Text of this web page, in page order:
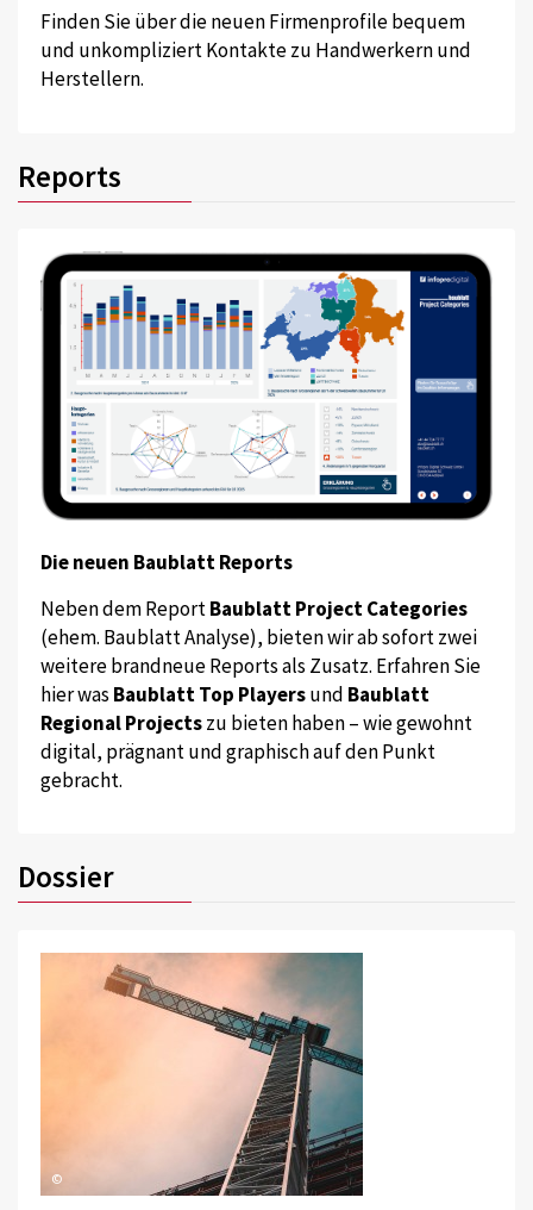
Finden Sie über die neuen Firmenprofile bequem
und unkompliziert Kontakte zu Handwerkern und
Herstellern.
Reports
Die neuen Baublatt Reports
Neben dem ReportBaublatt Project Categories
(ehem. Baublatt Analyse), bieten wir ab sofort zwei
weitere brandneue Reports als Zusatz. Erfahren Sie
hier was Baublatt Top Playersund Baublatt
Regional Projectszu bieten haben – wie gewohnt
digital, prägnant und graphisch auf den Punkt
gebracht.
Dossier
©